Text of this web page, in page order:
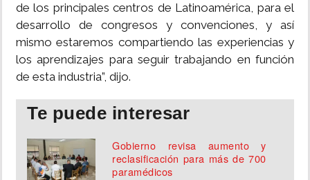
de los principales centros de Latinoamérica, para el
desarrollo de congresos y convenciones, y así
mismo estaremos compartiendo las experiencias y
los aprendizajes para seguir trabajando en función
de esta industria”, dijo.
Te puede interesar
Gobierno revisa aumento y
reclasificación para más de 700
paramédicos